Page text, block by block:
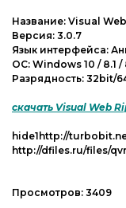
Название: Visual
Версия: 3.0.7
Язык интерфейса:
ОС: Windows 10 / 8.1 /
Разрядность: 32bit/
скачать Visual Web
hide1http://
http://dfiles.ru/files/
Просмотров: 3409